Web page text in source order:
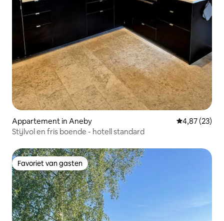
Appartement in Aneby Gemiddelde
4,87 (23)
Stijlvol en fris boende - hotell standard
Favoriet van gasten
Favoriet van gasten